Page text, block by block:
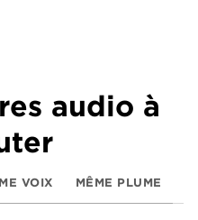
audio à
VOIX MÊME PLUME